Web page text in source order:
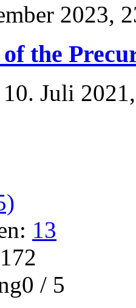
2023,
the
Juli
13
/ 5